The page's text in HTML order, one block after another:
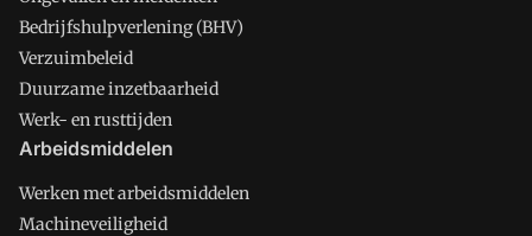
Bedrijfshulpverlening (BHV)
Verzuimbeleid
Duurzame inzetbaarheid
Werk- en rusttijden
Arbeidsmiddelen
Werken met arbeidsmiddelen
Machineveiligheid